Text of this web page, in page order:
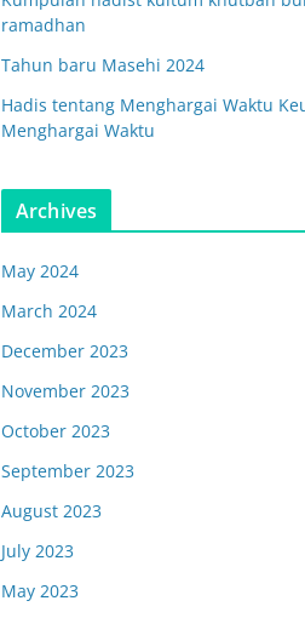
ramadhan
Tahun baru Masehi 2024
Hadis tentang Menghargai Waktu
Menghargai Waktu
Archives
May 2024
March 2024
December 2023
November 2023
October 2023
September 2023
August 2023
July 2023
May 2023